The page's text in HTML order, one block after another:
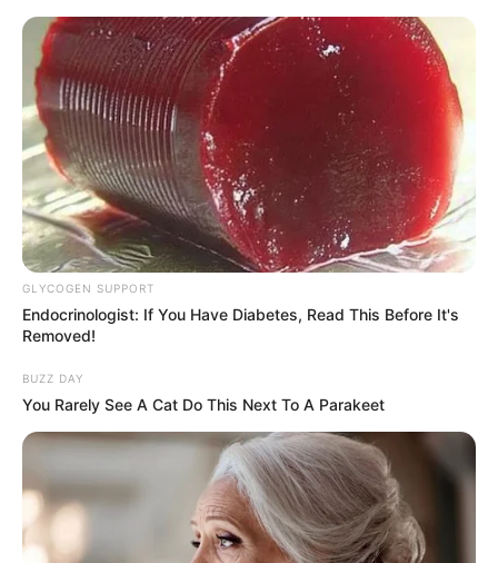
GLYCOGEN SUPPORT
Endocrinologist: If You Have Diabetes, Read This Before It's
Removed!
BUZZ DAY
You Rarely See A Cat Do This Next To A Parakeet